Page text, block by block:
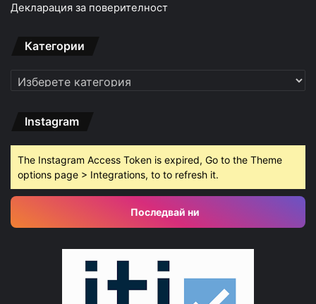
Декларация за поверителност
Категории
Категории
Instagram
The Instagram Access Token is expired, Go to the Theme
options page > Integrations, to to refresh it.
Последвай ни